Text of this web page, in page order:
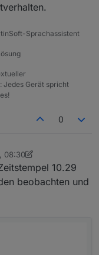
Sprachassistent
Jedes Gerät spricht
0
08:30
10.29
beobachten und